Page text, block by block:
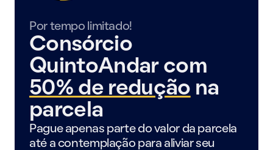
Por tempo limitado!
Consórcio
QuintoAndar com
50% de redução na
parcela
Pague apenas parte do valor da parcela
até a contemplação para aliviar seu